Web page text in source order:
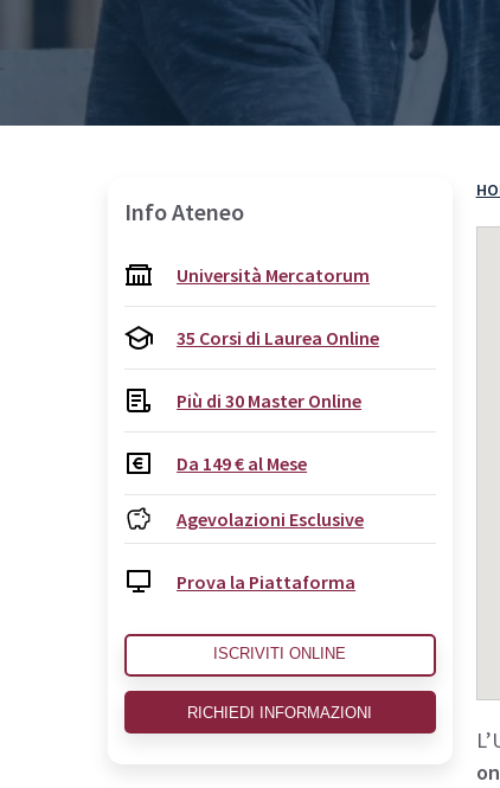
Come Iscriversi
PA 110 e Lode
30 CFU per l’Insegnamento
Specializzazione per il Sostegno
Info Ateneo
Università Mercatorum
35 Corsi di Laurea Online
Più di 30 Master Online
Da 149 € al Mese
Agevolazioni Esclusive
Prova la Piattaforma
ISCRIVITI ONLINE
RICHIEDI INFORMAZIONI